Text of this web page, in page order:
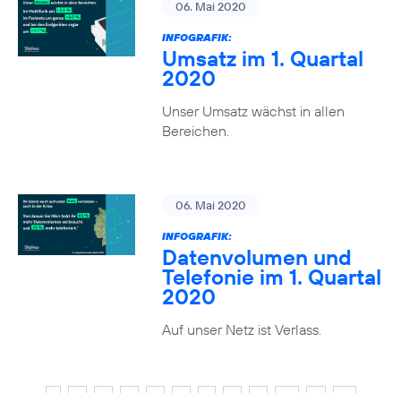
06. Mai 2020
INFOGRAFIK:
Umsatz im 1. Quartal
2020
Unser Umsatz wächst in allen
Bereichen.
06. Mai 2020
INFOGRAFIK:
Datenvolumen und
Telefonie im 1. Quartal
2020
Auf unser Netz ist Verlass.